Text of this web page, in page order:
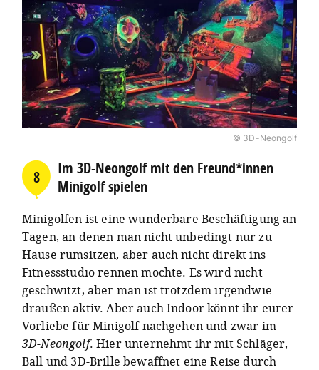
© 3D-Neongolf
8
Im 3D-Neongolf mit den Freund*innen
Minigolf spielen
Minigolfen ist eine wunderbare Beschäftigung an
Tagen, an denen man nicht unbedingt nur zu
Hause rumsitzen, aber auch nicht direkt ins
Fitnessstudio rennen möchte. Es wird nicht
geschwitzt, aber man ist trotzdem irgendwie
draußen aktiv. Aber auch Indoor könnt ihr eurer
Vorliebe für Minigolf nachgehen und zwar im
3D-Neongolf. Hier unternehmt ihr mit Schläger,
Ball und 3D-Brille bewaffnet eine Reise durch